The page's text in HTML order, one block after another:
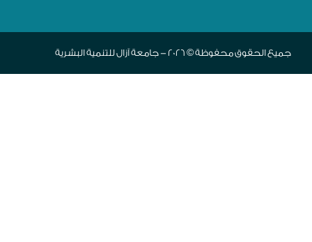
جميع الحقوق محفوظة © 2026 - جامعة آزال للتنمية البشرية